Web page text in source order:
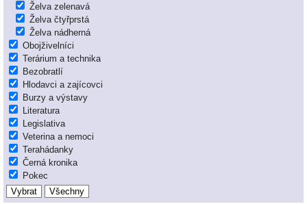
Želva zelenavá
Želva čtyřprstá
Želva nádherná
Obojživelníci
Terárium a technika
Bezobratlí
Hlodavci a zajícovci
Burzy a výstavy
Literatura
Legislativa
Veterina a nemoci
Terahádanky
Černá kronika
Pokec